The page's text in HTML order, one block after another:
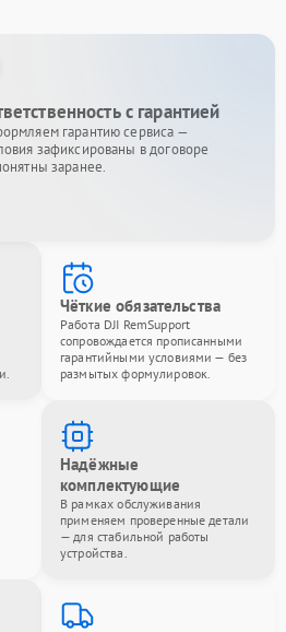
с гарантией
гарантию сервиса —
зафиксированы в договоре
заранее.
Чёткие обязательства
Работа DJI RemSupport
сопровождается прописанными
гарантийными условиями — без
размытых формулировок.
Надёжные
комплектующие
В рамках обслуживания
применяем проверенные детали
— для стабильной работы
устройства.